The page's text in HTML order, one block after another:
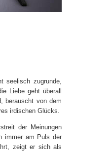
zugrunde,
Liebe geht überall
berauscht von dem
irdischen Glücks.
der Meinungen
immer am Puls der
zeigt er sich als